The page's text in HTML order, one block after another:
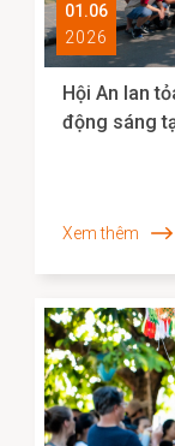
01.06
2026
Hội An lan
động sáng
Xem thêm